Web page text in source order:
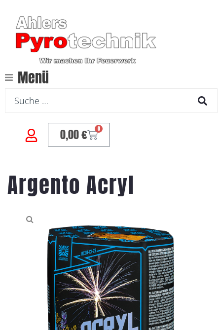
Menü
0,00€ 0
Argento Acryl